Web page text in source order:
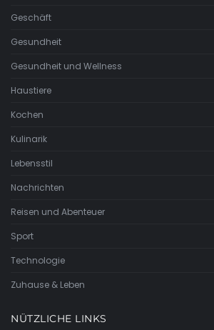
Geschäft
Gesundheit
Gesundheit und Wellness
Haustiere
Kochen
Kulinarik
Lebensstil
Nachrichten
Reisen und Abenteuer
Sport
Technologie
Zuhause & Leben
NÜTZLICHE LINKS